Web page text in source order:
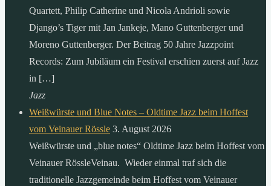
Quartett, Philip Catherine und Nicola Andrioli sowie
Django’s Tiger mit Jan Jankeje, Mano Guttenberger und
Moreno Guttenberger. Der Beitrag 50 Jahre Jazzpoint
Records: Zum Jubiläum ein Festival erschien zuerst auf Jazz
in […]
Jazz
Weißwürste und Blue Notes – Oldtime Jazz beim Hoffest
vom Veinauer Rössle 3. August 2026
Weißwürste und „blue notes“ Oldtime Jazz beim Hoffest vom
Veinauer RössleVeinau. Wieder einmal traf sich die
traditionelle Jazzgemeinde beim Hoffest vom Veinauer